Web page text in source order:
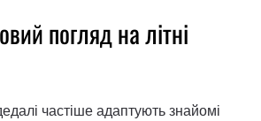
погляд на літні
частіше адаптують знайомі